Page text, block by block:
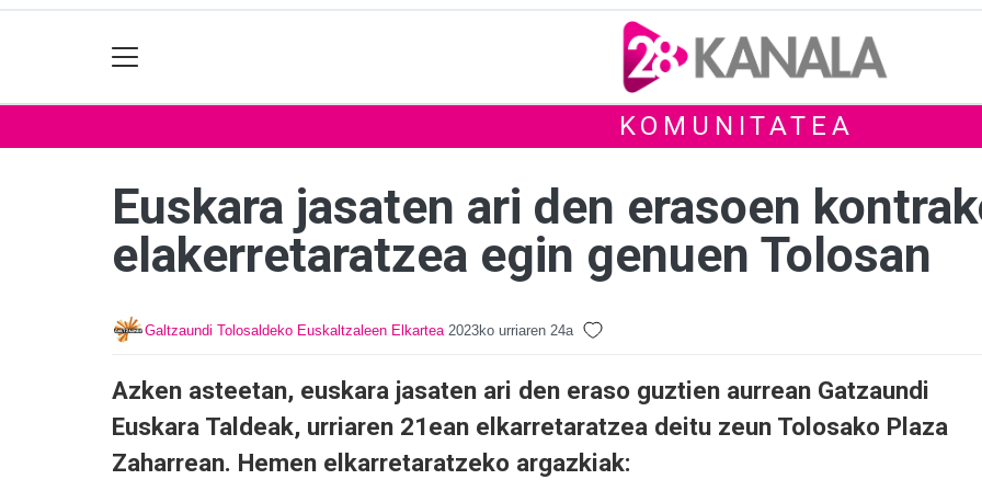
KOMUNITATEA
Euskara jasaten ari den erasoen
elakerretaratzea egin genuen Tolosan
Galtzaundi Tolosaldeko Euskaltzaleen Elkartea 2023ko urriaren 24a
Azken asteetan, euskara jasaten ari den eraso guztien aurrean Gatzaundi
Euskara Taldeak, urriaren 21ean elkarretaratzea deitu zeun Tolosako Plaza
Zaharrean. Hemen elkarretaratzeko argazkiak: